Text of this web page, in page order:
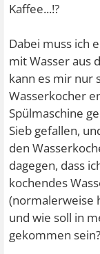
Kaffee...!?
Dabei muss ich
mit Wasser aus
kann es mir nur
Wasserkocher
Spülmaschine
Sieb gefallen,
den
dagegen, dass
kochendes
(normalerweise
und wie soll in
gekommen sein?